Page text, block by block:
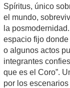
Spíritus, único
el mundo,
la
espacio fijo
o algunos actos
integrantes
que es el Coro”.
por los